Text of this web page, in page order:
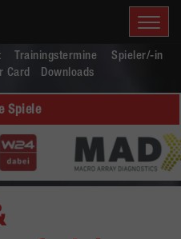
Trainingstermine
Spieler/-in
Card Downloads
Spiele